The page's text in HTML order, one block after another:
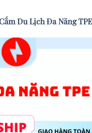
Du Lịch Đa Năng TPE